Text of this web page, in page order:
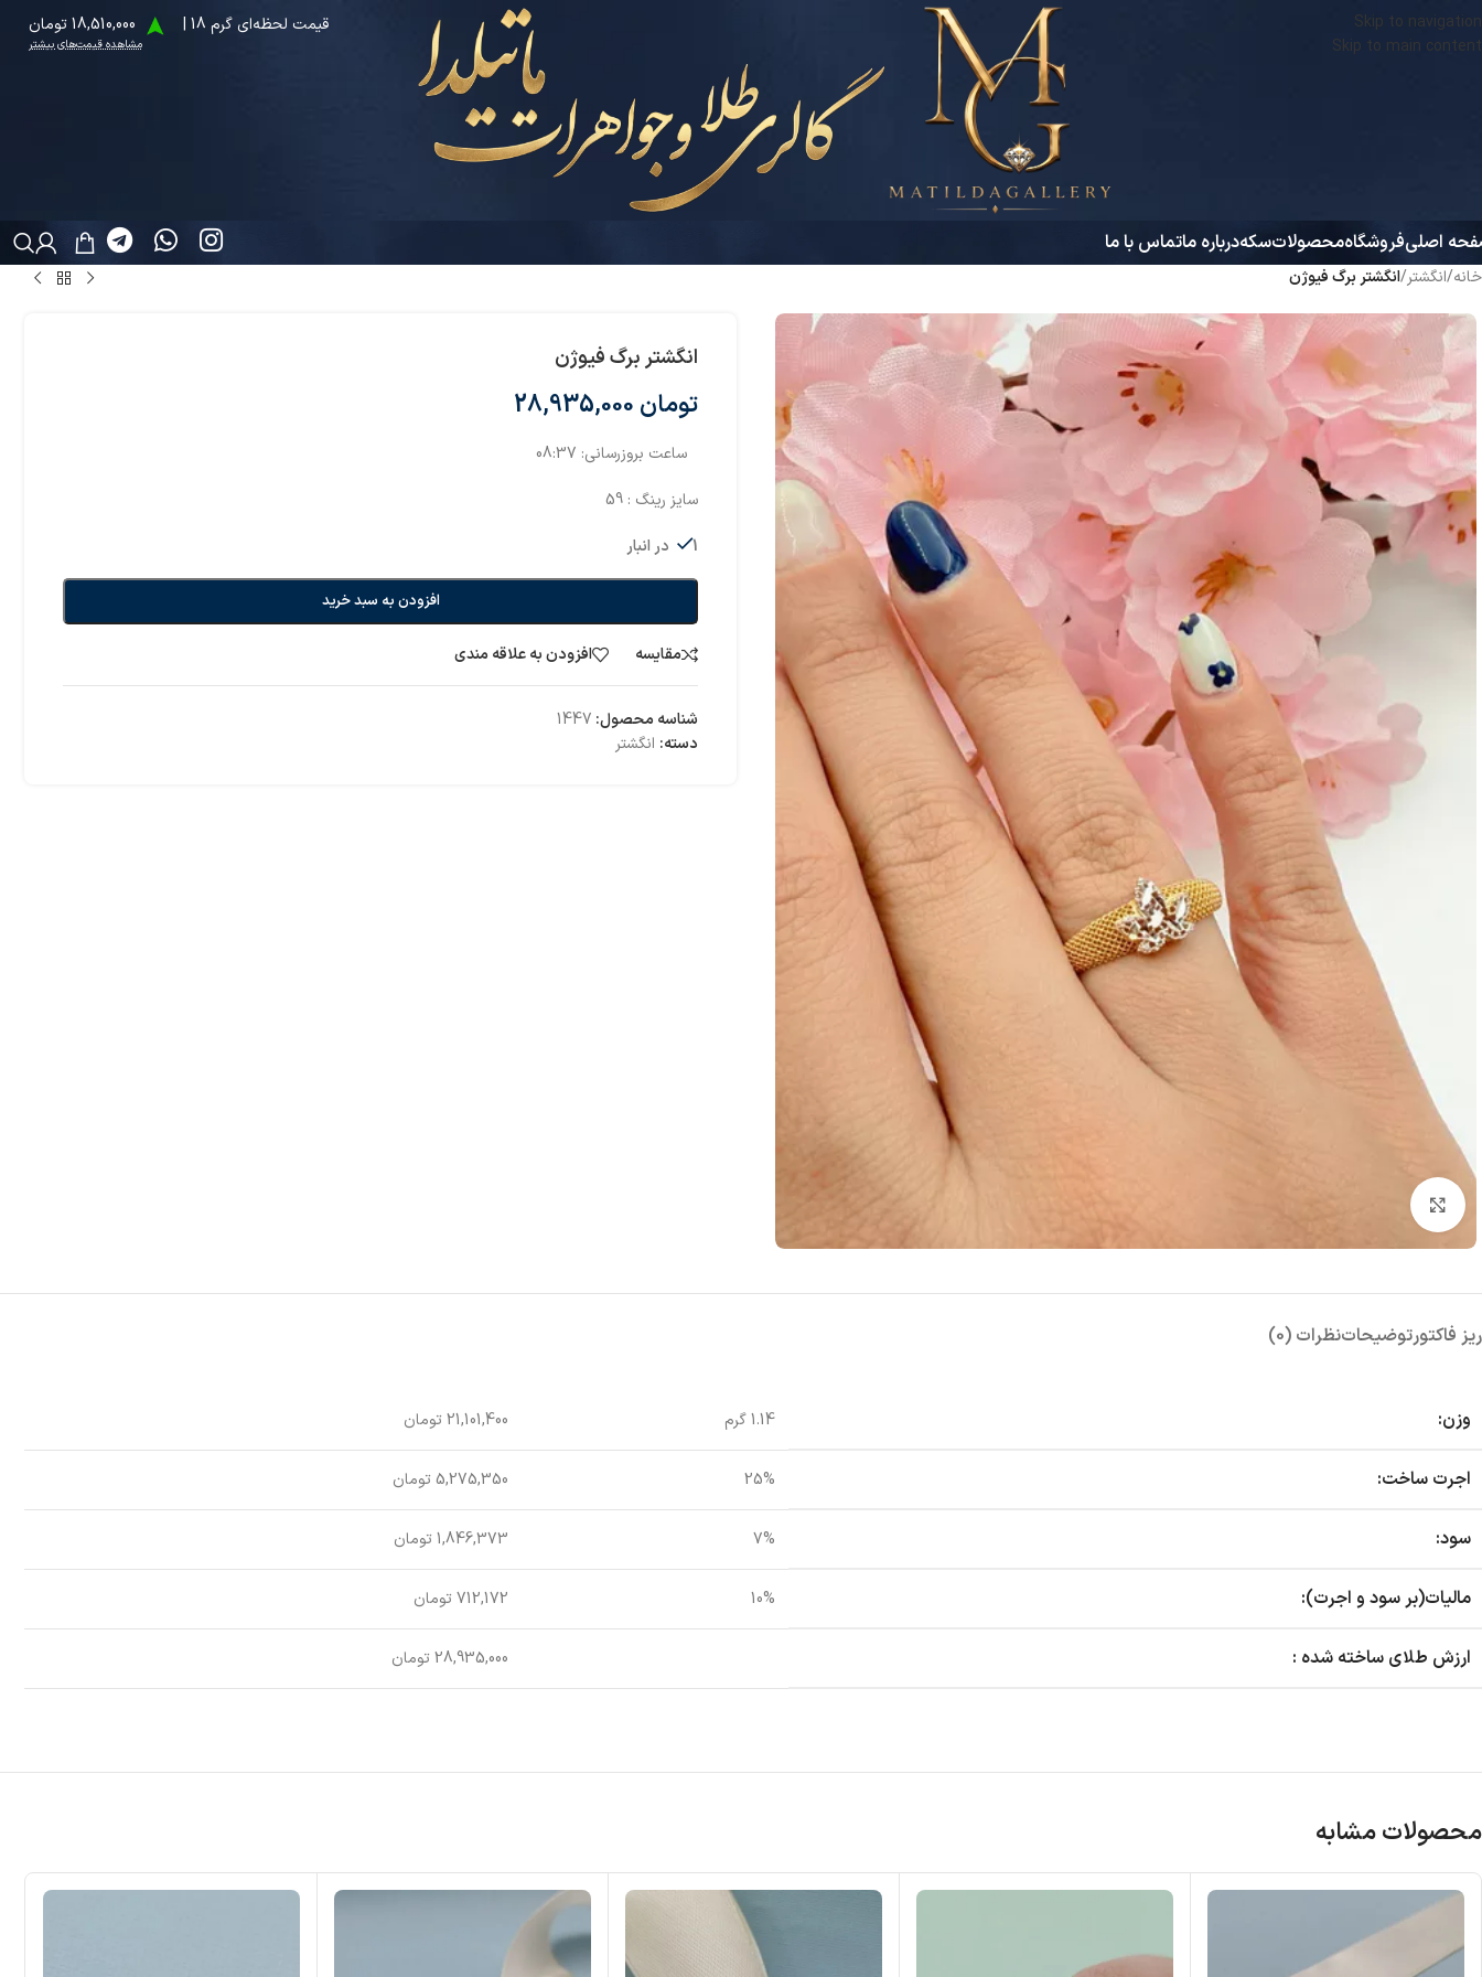
Skip to navigation
Skip to main content
قیمت لحظه‌ای گرم 18 | 18,510,000 تومان
مشاهده قیمت‌های بیشتر
اصلیفروشگاهمحصولاتسکهدرباره ماتماس با ما
خانه/انگشتر/انگشتر برگ فیوژن
انگشتر برگ فیوژن
تومان
ساعت بروزرسانی: 08:37
سایز رینگ : 59
1 در انبار
افزودن به سبد خرید
مقایسه افزودن به علاقه مندی
شناسه محصول: 1447
دسته: انگشتر
ریز فاکتورتوضیحاتنظرات (0)
وزن: 1.14 گرم 21,101,400 تومان
اجرت ساخت: 25% 5,275,350 تومان
سود: 7% 1,846,373 تومان
مالیات(بر سود و اجرت): 10% 712,172 تومان
ارزش طلای ساخته شده : 28,935,000 تومان
محصولات مشابه